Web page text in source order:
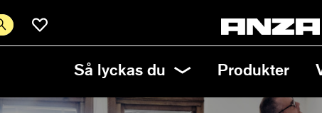
Så lyckas du Produkter